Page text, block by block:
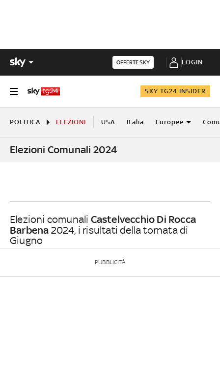
OFFERTE SKY LOGIN
SKY TG24 INSIDER
POLITICA ELEZIONI USA Italia Europee
Elezioni Comunali 2024
Elezioni comunali Castelvecchio Di Rocca
Barbena 2024, i risultati della tornata di
Giugno
PUBBLICITÀ